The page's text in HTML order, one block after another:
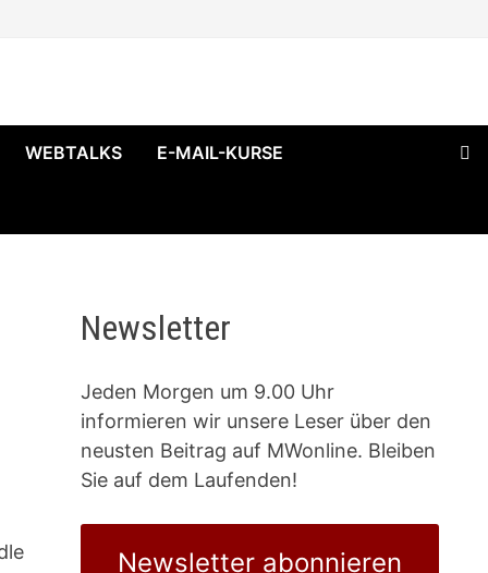
WEBTALKS E-MAIL-KURSE
Newsletter
Jeden Morgen um 9.00 Uhr
informieren wir unsere Leser über den
neusten Beitrag auf MWonline. Bleiben
Sie auf dem Laufenden!
Newsletter abonnieren